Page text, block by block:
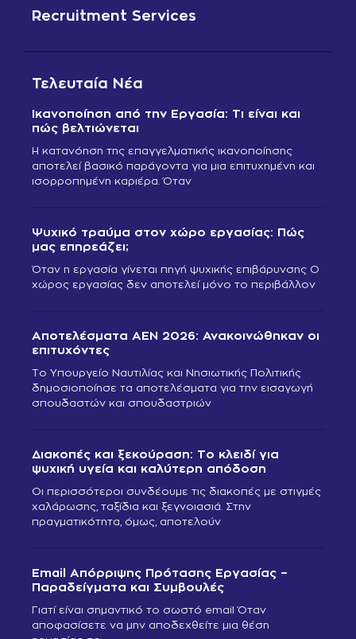
Recruitment Services
Τελευταία Νέα
Ικανοποίηση από την Εργασία: Τι είναι και
πώς βελτιώνεται
Η κατανόηση της επαγγελματικής ικανοποίησης
αποτελεί βασικό παράγοντα για μια επιτυχημένη και
ισορροπημένη καριέρα. Όταν
Ψυχικό τραύμα στον χώρο εργασίας: Πώς
μας επηρεάζει;
Όταν η εργασία γίνεται πηγή ψυχικής επιβάρυνσης Ο
χώρος εργασίας δεν αποτελεί μόνο το περιβάλλον
Αποτελέσματα ΑΕΝ 2026: Ανακοινώθηκαν οι
επιτυχόντες
Το Υπουργείο Ναυτιλίας και Νησιωτικής Πολιτικής
δημοσιοποίησε τα αποτελέσματα για την εισαγωγή
σπουδαστών και σπουδαστριών
Διακοπές και ξεκούραση: Το κλειδί για
ψυχική υγεία και καλύτερη απόδοση
Οι περισσότεροι συνδέουμε τις διακοπές με στιγμές
χαλάρωσης, ταξίδια και ξεγνοιασιά. Στην
πραγματικότητα, όμως, αποτελούν
Email Απόρριψης Πρότασης Εργασίας –
Παραδείγματα και Συμβουλές
Γιατί είναι σημαντικό το σωστό email Όταν
αποφασίσετε να μην αποδεχθείτε μια θέση